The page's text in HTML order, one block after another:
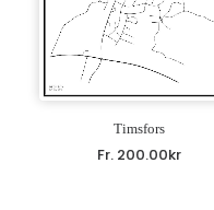
Timsfors
Fr. 200.00kr